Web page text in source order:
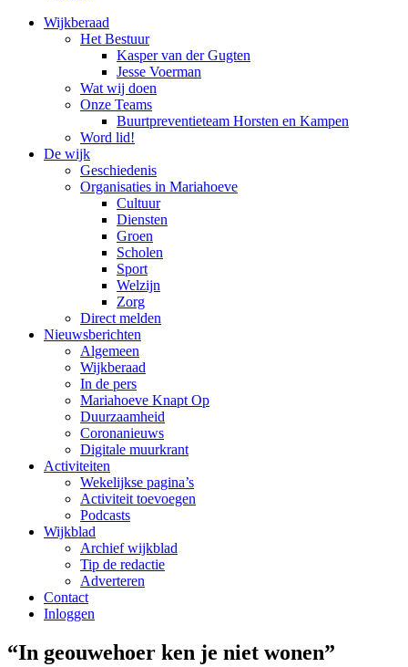
Wijkberaad
Het Bestuur
Kasper van der Gugten
Jesse Voerman
Wat wij doen
Onze Teams
Buurtpreventieteam Horsten en Kampen
Word lid!
De wijk
Geschiedenis
Organisaties in Mariahoeve
Cultuur
Diensten
Groen
Scholen
Sport
Welzijn
Zorg
Direct melden
Nieuwsberichten
Algemeen
Wijkberaad
In de pers
Mariahoeve Knapt Op
Duurzaamheid
Coronanieuws
Digitale muurkrant
Activiteiten
Wekelijkse pagina’s
Activiteit toevoegen
Podcasts
Wijkblad
Archief wijkblad
Tip de redactie
Adverteren
Contact
Inloggen
“In geouwehoer ken je niet wonen”